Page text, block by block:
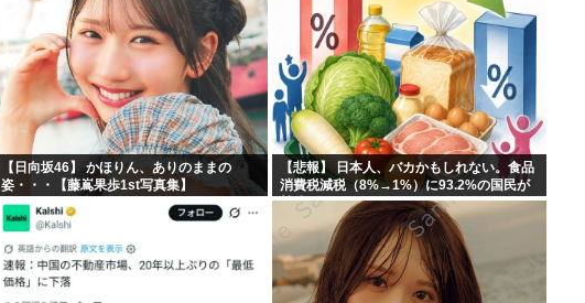
【日向坂46】 かほりん、ありのままの
姿・・・【藤嶌果歩1st写真集】
【悲報】 日本人、バカかもしれない。食品
消費税減税（8%→1%）に93.2%の国民が
賛成してしまう